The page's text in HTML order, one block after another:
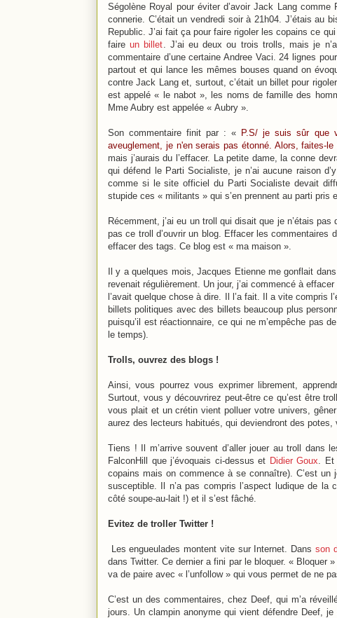
Ségolène Royal pour éviter d’avoir Jack Lang comme
connerie. C’était un vendredi soir à 21h04. J’étais au
Republic. J’ai fait ça pour faire rigoler les copains ce
faireun billet . J’ai eu deux ou trois trolls, mais je
commentaire d’une certaine Andree Vaci. 24 lignes
partout et qui lance les mêmes bouses quand on
contre Jack Lang et, surtout, c’était un billet pour
est appelé « le nabot », les noms de famille des
Mme Aubry est appelée « Aubry ».
Son commentaire finit par : « P.S/ je suis sûr que
aveuglement, je n'en serais pas étonné. Alors, faites-le
mais j’aurais du l’effacer. La petite dame, la conne
qui défend le Parti Socialiste, je n’ai aucune raison
comme si le site officiel du Parti Socialiste devait
stupide ces « militants » qui s’en prennent au parti pris
Récemment, j’ai eu un troll qui disait que je n’étais
pas ce troll d’ouvrir un blog. Effacer les commentaires
effacer des tags. Ce blog est « ma maison ».
Il y a quelques mois, Jacques Etienne me gonflait
revenait régulièrement. Un jour, j’ai commencé à
l’avait quelque chose à dire. Il l’a fait. Il a vite compris
billets politiques avec des billets beaucoup plus
puisqu’il est réactionnaire, ce qui ne m’empêche pas
le temps).
Trolls, ouvrez des blogs !
Ainsi, vous pourrez vous exprimer librement,
Surtout, vous y découvrirez peut-être ce qu’est être
vous plait et un crétin vient polluer votre univers,
aurez des lecteurs habitués, qui deviendront des
Tiens ! Il m’arrive souvent d’aller jouer au troll dans
FalconHill que j’évoquais ci-dessus et Didier Goux .
copains mais on commence à se connaître). C’est
susceptible. Il n’a pas compris l’aspect ludique de la
côté soupe-au-lait !) et il s’est fâché.
Evitez de troller Twitter !
Les engueulades montent vite sur Internet. Dans son
dans Twitter. Ce dernier a fini par le bloquer. « Bloquer
va de paire avec « l’unfollow » qui vous permet de ne
C’est un des commentaires, chez Deef, qui m’a
jours. Un clampin anonyme qui vient défendre Deef,